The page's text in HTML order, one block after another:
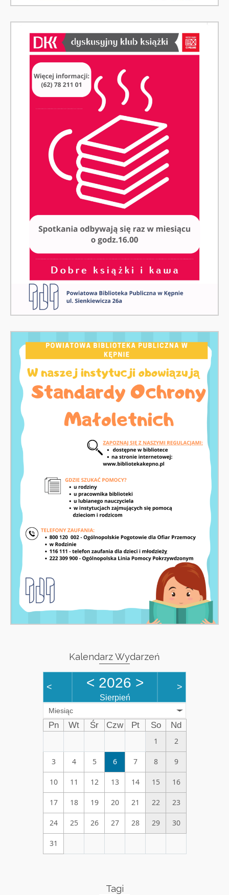
Kalendarz Wydarzeń
< < 2026 >
Sierpień
>
Miesiąc
Pn Wt Śr Czw Pt So
Nd
1
2
3 4 5 6 7 8 9
10 11 12 13 14 15 16
17 18 19 20 21 22 23
24 25 26 27 28 29 30
31
Tagi